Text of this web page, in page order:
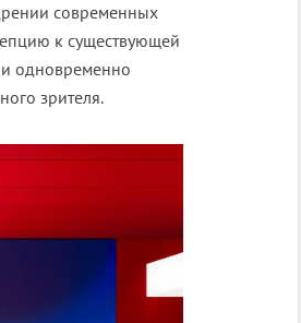
современных
к существующей
и одновременно
зрителя.